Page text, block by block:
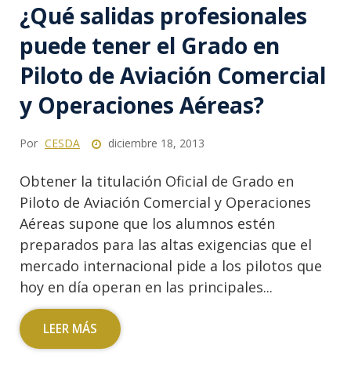
¿Qué salidas profesionales
puede tener el Grado en
Piloto de Aviación Comercial
y Operaciones Aéreas?
Por CESDA diciembre 18, 2013
Obtener la titulación Oficial de Grado en
Piloto de Aviación Comercial y Operaciones
Aéreas supone que los alumnos estén
preparados para las altas exigencias que el
mercado internacional pide a los pilotos que
hoy en día operan en las principales...
LEER MÁS